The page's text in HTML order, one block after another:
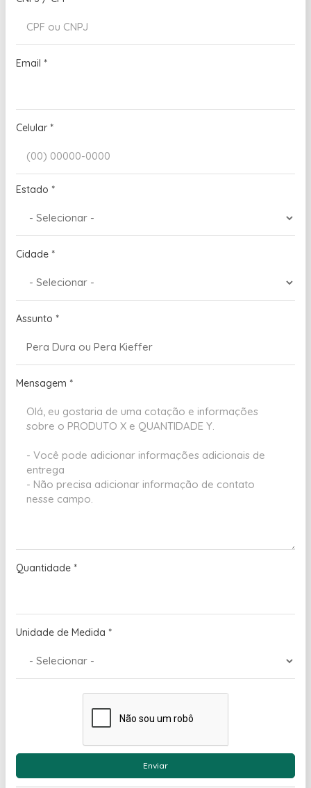
Email *
Celular *
Estado *
Cidade *
Assunto *
Mensagem *
Quantidade *
Unidade de Medida *
Enviar